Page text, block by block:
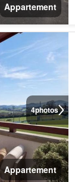
Appartement
4photos
Appartement